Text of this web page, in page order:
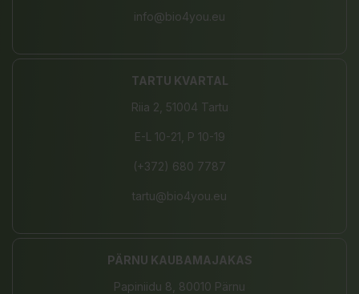
info@bio4you.eu
TARTU KVARTAL
Riia 2, 51004 Tartu
E-L 10-21, P 10-19
(+372) 680 7787
tartu@bio4you.eu
PÄRNU KAUBAMAJAKAS
Papiniidu 8, 80010 Pärnu